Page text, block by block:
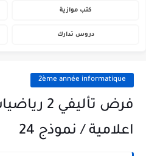
كتب موازية
دروس تدارك
2ème année informatique
فرض
اعلامية / نموذج 24